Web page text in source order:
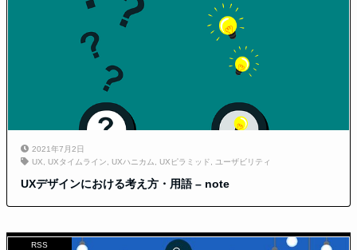
2021年7月2日
UX
UXタイムライン UXハニカム UXピラミッド ユーザビリティ
UXデザインにおける考え方・用語 – note
RSS